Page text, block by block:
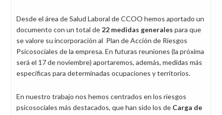
Desde el área de Salud Laboral de CCOO hemos aportado un
documento con un total de 22 medidas generales para que
se valore su incorporación al Plan de Acción de Riesgos
Psicosociales de la empresa. En futuras reuniones (la próxima
será el 17 de noviembre) aportaremos, además, medidas más
específicas para determinadas ocupaciones y territorios.
En nuestro trabajo nos hemos centrados en los riesgos
psicosociales más destacados, que han sido los de Carga de